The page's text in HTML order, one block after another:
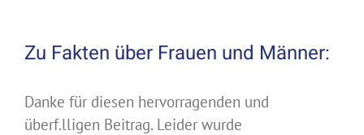
Zu Fakten über Frauen und Männer:
Danke für diesen hervorragenden und
überf.lligen Beitrag. Leider wurde